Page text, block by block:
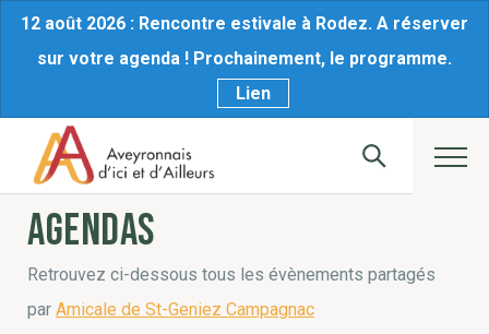
12 août 2026 : Rencontre estivale à Rodez. A réserver
sur votre agenda ! Prochainement, le programme.
Lien
Agendas
Retrouvez ci-dessous tous les évènements partagés
par Amicale de St-Geniez Campagnac